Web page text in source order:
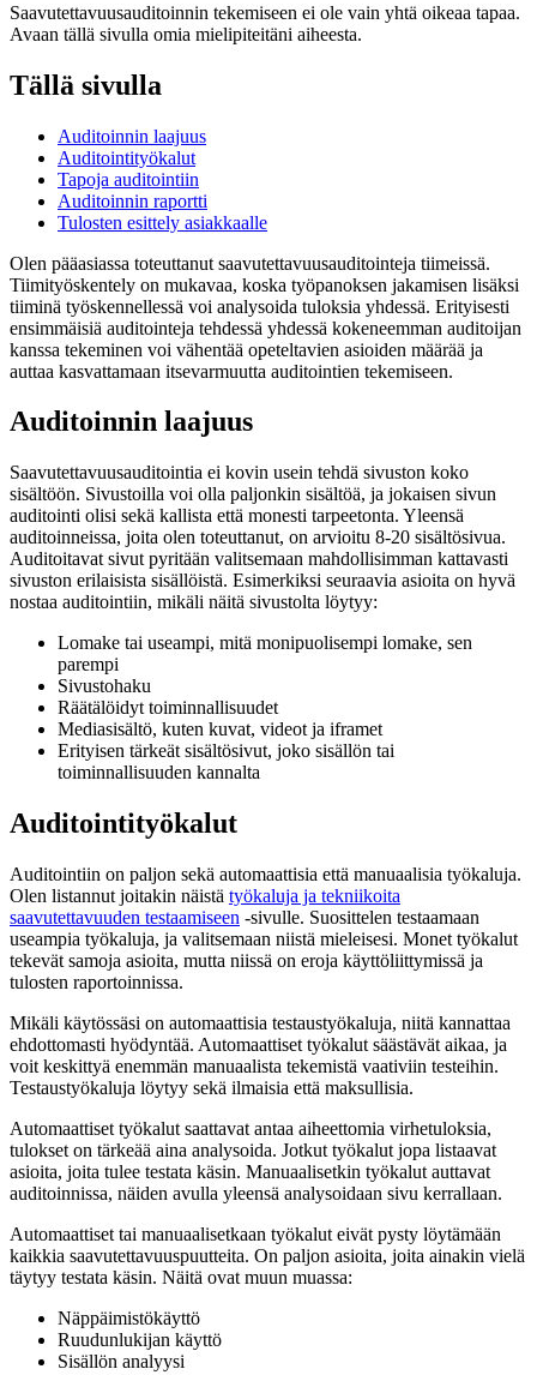
Saavutettavuusauditoinnin tekemiseen ei ole vain yhtä oikeaa tapaa.
Avaan tällä sivulla omia mielipiteitäni aiheesta.
Tällä sivulla
Auditoinnin laajuus
Auditointityökalut
Tapoja auditointiin
Auditoinnin raportti
Tulosten esittely asiakkaalle
Olen pääasiassa toteuttanut saavutettavuusauditointeja tiimeissä.
Tiimityöskentely on mukavaa, koska työpanoksen jakamisen lisäksi
tiiminä työskennellessä voi analysoida tuloksia yhdessä. Erityisesti
ensimmäisiä auditointeja tehdessä yhdessä kokeneemman auditoijan
kanssa tekeminen voi vähentää opeteltavien asioiden määrää ja
auttaa kasvattamaan itsevarmuutta auditointien tekemiseen.
Auditoinnin laajuus
Saavutettavuusauditointia ei kovin usein tehdä sivuston koko
sisältöön. Sivustoilla voi olla paljonkin sisältöä, ja jokaisen sivun
auditointi olisi sekä kallista että monesti tarpeetonta. Yleensä
auditoinneissa, joita olen toteuttanut, on arvioitu 8-20 sisältösivua.
Auditoitavat sivut pyritään valitsemaan mahdollisimman kattavasti
sivuston erilaisista sisällöistä. Esimerkiksi seuraavia asioita on hyvä
nostaa auditointiin, mikäli näitä sivustolta löytyy:
Lomake tai useampi, mitä monipuolisempi lomake, sen
parempi
Sivustohaku
Räätälöidyt toiminnallisuudet
Mediasisältö, kuten kuvat, videot ja iframet
Erityisen tärkeät sisältösivut, joko sisällön tai
toiminnallisuuden kannalta
Auditointityökalut
Auditointiin on paljon sekä automaattisia että manuaalisia työkaluja.
Olen listannut joitakin näistä työkaluja ja tekniikoita
saavutettavuuden testaamiseen -sivulle. Suosittelen testaamaan
useampia työkaluja, ja valitsemaan niistä mieleisesi. Monet työkalut
tekevät samoja asioita, mutta niissä on eroja käyttöliittymissä ja
tulosten raportoinnissa.
Mikäli käytössäsi on automaattisia testaustyökaluja, niitä kannattaa
ehdottomasti hyödyntää. Automaattiset työkalut säästävät aikaa, ja
voit keskittyä enemmän manuaalista tekemistä vaativiin testeihin.
Testaustyökaluja löytyy sekä ilmaisia että maksullisia.
Automaattiset työkalut saattavat antaa aiheettomia virhetuloksia,
tulokset on tärkeää aina analysoida. Jotkut työkalut jopa listaavat
asioita, joita tulee testata käsin. Manuaalisetkin työkalut auttavat
auditoinnissa, näiden avulla yleensä analysoidaan sivu kerrallaan.
Automaattiset tai manuaalisetkaan työkalut eivät pysty löytämään
kaikkia saavutettavuuspuutteita. On paljon asioita, joita ainakin vielä
täytyy testata käsin. Näitä ovat muun muassa:
Näppäimistökäyttö
Ruudunlukijan käyttö
Sisällön analyysi